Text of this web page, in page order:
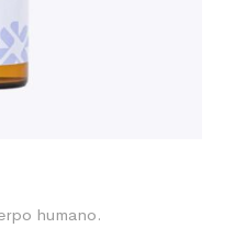
humano.